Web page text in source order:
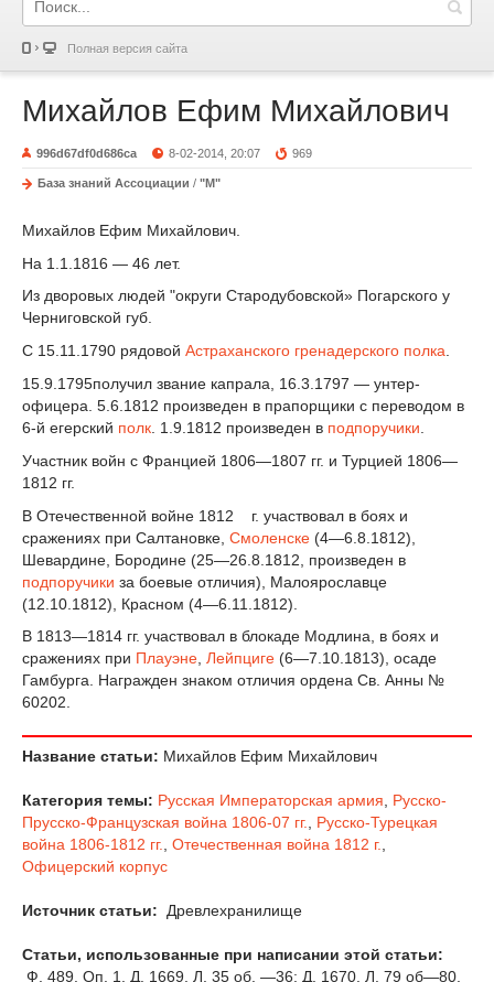
Полная версия сайта
Михайлов Ефим Михайлович
996d67df0d686ca 8-02-2014, 20:07 969
База знаний Ассоциации / "М"
Михайлов Ефим Михайлович.
На 1.1.1816 — 46 лет.
Из дворовых людей "округи Стародубовской» Погарского у
Черниговской губ.
С 15.11.1790 рядовой Астраханского гренадерского полка
15.9.1795получил звание капрала, 16.3.1797 — унтер-
офицера. 5.6.1812 произведен в прапорщики с переводом в
6-й егерский полк . 1.9.1812 произведен в подпоручики
Участник войн с Францией 1806—1807 гг. и Турцией 1806—
1812 гг.
В Отечественной войне 1812 г. участвовал в боях и
сражениях при Салтановке, Смоленске (4—6.8.1812),
Шевардине, Бородине (25—26.8.1812, произведен в
подпоручики за боевые отличия), Малоярославце
(12.10.1812), Красном (4—6.11.1812).
В 1813—1814 гг. участвовал в блокаде Модлина, в боях и
сражениях при Плауэне, Лейпциге (6—7.10.1813), осаде
Гамбурга. Награжден знаком отличия ордена Св. Анны №
60202.
Название статьи: Михайлов Ефим Михайлович
Категория темы: Русская Императорская армия, Русско-
Прусско-Французская война 1806-07 гг., Русско-Турецкая
война 1806-1812 гг., Отечественная война 1812 г.,
Офицерский корпус
Источник статьи: Древлехранилище
Статьи, использованные при написании этой статьи:
Ф. 489. Оп. 1. Д. 1669. Л. 35 об. —36; Д. 1670. Л. 79 об—80.